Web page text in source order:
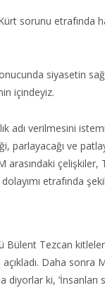
sorunu
siyasetin
içindeyiz.
adı verilmesini
parlayacağı ve
arasındaki
etrafında
Tezcan
açıkladı. Daha sonra
diyorlar ki,